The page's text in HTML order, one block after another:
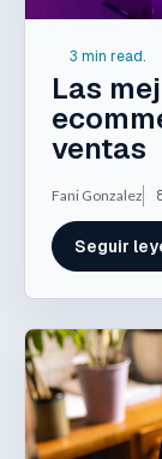
3 min read.
Las
ventas
Fani Gonzalez
Seguir